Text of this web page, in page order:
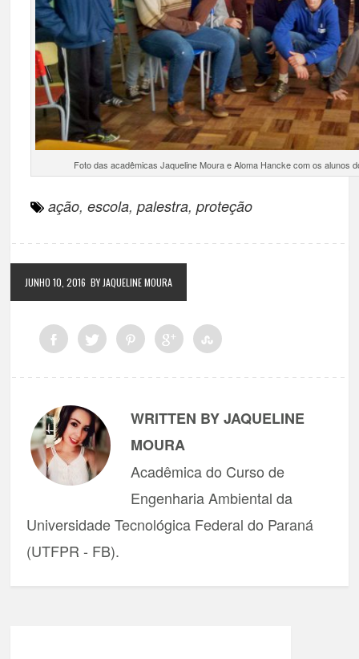
Foto das acadêmicas Jaqueline Moura e Aloma Hancke com os alunos
ação,escola,palestra,proteção
JUNHO 10, 2016 BY JAQUELINE MOURA
WRITTEN BY JAQUELINE
MOURA
Acadêmica do Curso de
Engenharia Ambiental da
Universidade Tecnológica Federal do Paraná
(UTFPR - FB).